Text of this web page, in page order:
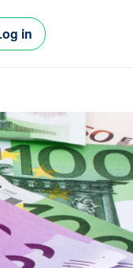
in